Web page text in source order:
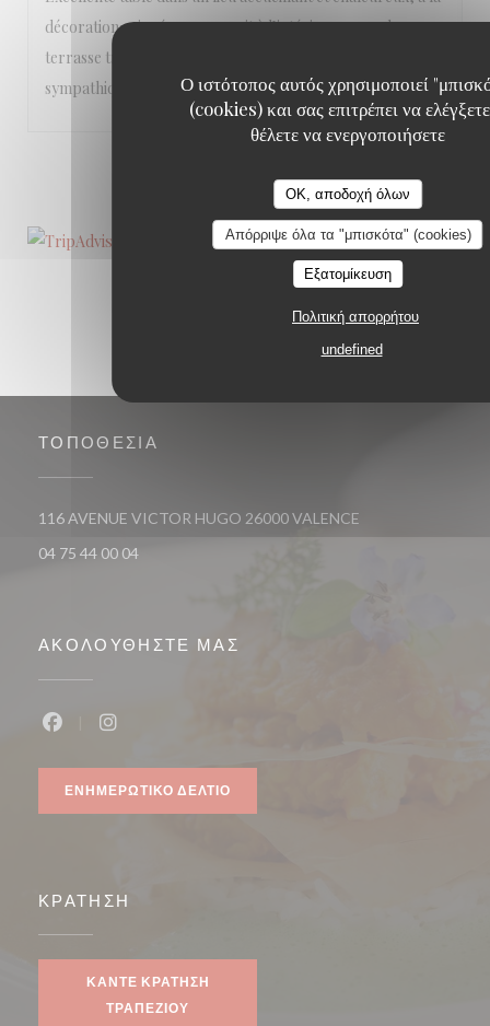
Ο ιστότοπος αυτός χρησιμοποιεί
(cookies) και σας επιτρέπει να ελέγξετε
θέλετε να ενεργοποιήσετε
OK, αποδοχή όλων
Απόρριψε όλα τα "μπισκότα" (cookies)
Εξατομίκευση
Πολιτική απορρήτου
undefined
décoration soignée, que ce soit à l’intérieur ou sur la
terrasse très agréable. Le personnel est vraiment
sympathique!
ΤΟΠΟΘΕΣΊΑ
116 AVENUE VICTOR HUGO 26000 VALENCE
04 75 44 00 04
ΑΚΟΛΟΥΘΉΣΤΕ ΜΑΣ
ΕΝΗΜΕΡΩΤΙΚΌ ΔΕΛΤΊΟ
ΚΡΆΤΗΣΗ
ΚΆΝΤΕ ΚΡΆΤΗΣΗ
ΤΡΑΠΕΖΙΟΎ